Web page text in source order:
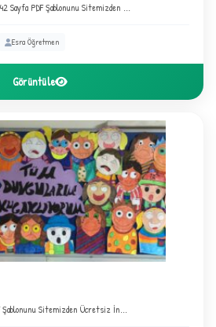
Sayfa PDF Şablonunu Sitemizden ...
Esra Öğretmen
Görüntüle
Sitemizden Ücretsiz İn...